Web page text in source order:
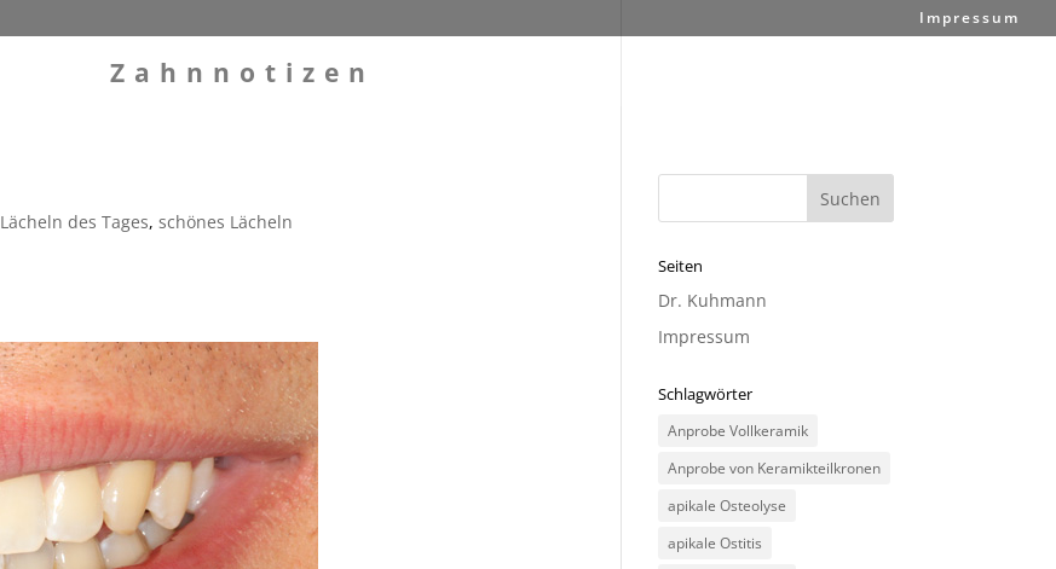
Impressum
Zahnnotizen
Lächeln des Tages,schönes Lächeln
Seiten
Dr. Kuhmann
Impressum
Schlagwörter
Anprobe Vollkeramik
Anprobe von Keramikteilkronen
apikale Osteolyse
apikale Ostitis